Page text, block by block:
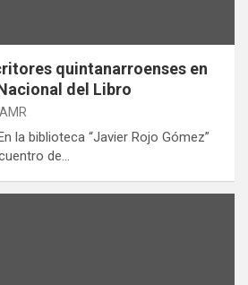
quintanarroenses en
del Libro
la biblioteca “Javier Rojo Gómez”
de…